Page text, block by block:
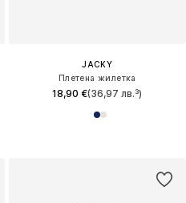
JACKY
Плетена жилетка
18,90 €(36,97 лв.³)